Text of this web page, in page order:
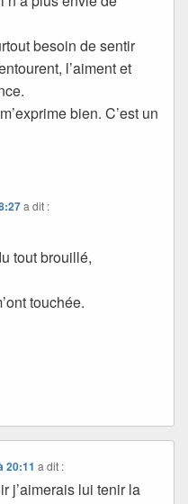
besoin de sentir
l’aiment et
bien. C’est un
a dit :
tout brouillé,
touchée.
20:11 a dit :
j’aimerais lui tenir la